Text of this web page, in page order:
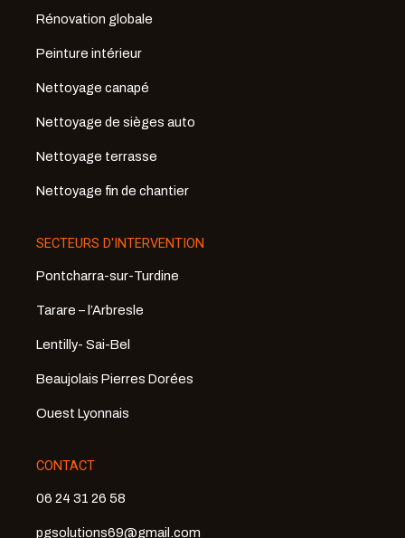
Rénovation globale
Peinture intérieur
Nettoyage canapé
Nettoyage de sièges auto
Nettoyage terrasse
Nettoyage fin de chantier
SECTEURS D'INTERVENTION
Pontcharra-sur-Turdine
Tarare – l’Arbresle
Lentilly- Sai-Bel
Beaujolais Pierres Dorées
Ouest Lyonnais
CONTACT
06 24 31 26 58
pgsolutions69@gmail.com